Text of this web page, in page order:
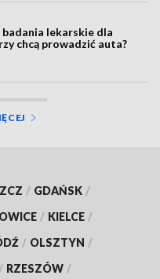
lekarskie dla
chcą prowadzić auta?
/ GDAŃSK /
/ KIELCE /
/ OLSZTYN /
/ RZESZÓW /